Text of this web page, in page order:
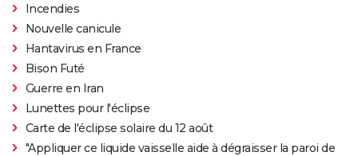
Incendies
Nouvelle canicule
Hantavirus en France
Bison Futé
Guerre en Iran
Lunettes pour l'éclipse
Carte de l'éclipse solaire du 12 août
"Appliquer ce liquide vaisselle aide à dégraisser la paroi de